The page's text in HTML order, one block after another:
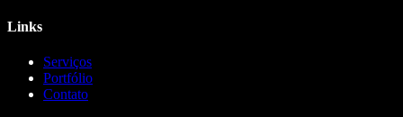
Links
Serviços
Portfólio
Contato